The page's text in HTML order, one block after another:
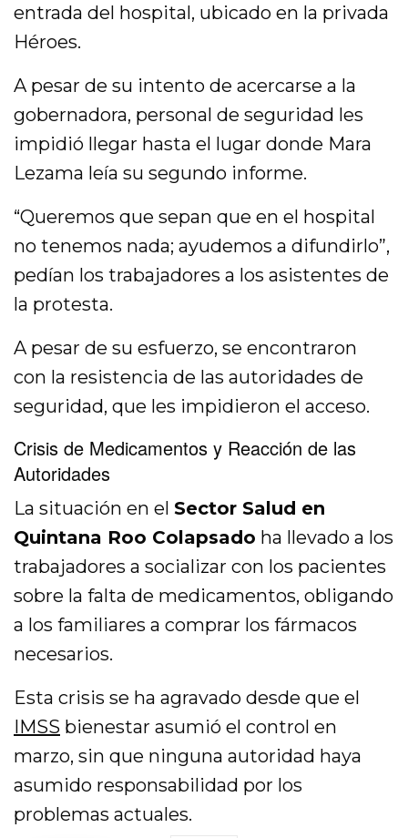
entrada del hospital, ubicado en la privada
Héroes.
A pesar de su intento de acercarse a la
gobernadora, personal de seguridad les
impidió llegar hasta el lugar donde Mara
Lezama leía su segundo informe.
“Queremos que sepan que en el hospital
no tenemos nada; ayudemos a difundirlo”,
pedían los trabajadores a los asistentes de
la protesta.
A pesar de su esfuerzo, se encontraron
con la resistencia de las autoridades de
seguridad, que les impidieron el acceso.
Crisis de Medicamentos y Reacción de las
Autoridades
La situación en elSector Salud en
Quintana Roo Colapsado ha llevado a los
trabajadores a socializar con los pacientes
sobre la falta de medicamentos, obligando
a los familiares a comprar los fármacos
necesarios.
Esta crisis se ha agravado desde que el
IMSS bienestar asumió el control en
marzo, sin que ninguna autoridad haya
asumido responsabilidad por los
problemas actuales.